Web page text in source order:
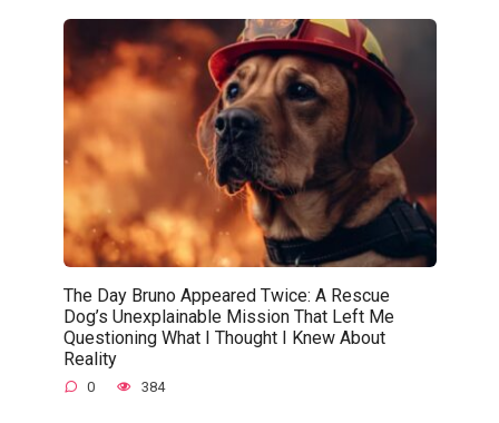
The Day Bruno Appeared Twice: A Rescue
Dog’s Unexplainable Mission That Left Me
Questioning What I Thought I Knew About
Reality
0 384